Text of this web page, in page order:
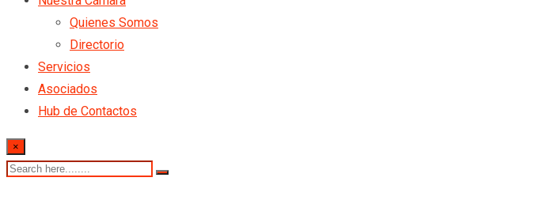
Quienes Somos
Directorio
Servicios
Asociados
Hub de Contactos
×